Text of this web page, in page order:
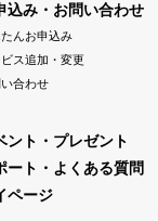
込み・お問い合わせ
んお申込み
ス追加・変更
合わせ
ント・プレゼント
ート・よくある質問
ページ